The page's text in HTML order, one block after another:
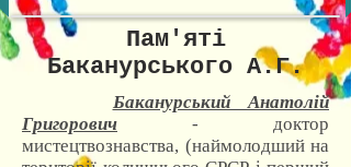
Пам'яті
Баканурського А.Г.
Баканурський Анатолій
Григорович - доктор
мистецтвознавства, (наймолодший на